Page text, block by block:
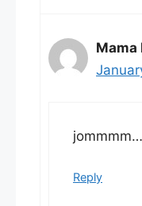
Mama
Reply